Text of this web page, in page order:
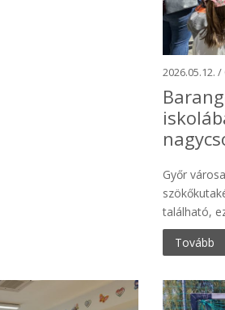
2026.05.12. /
Győr
található,
Tovább